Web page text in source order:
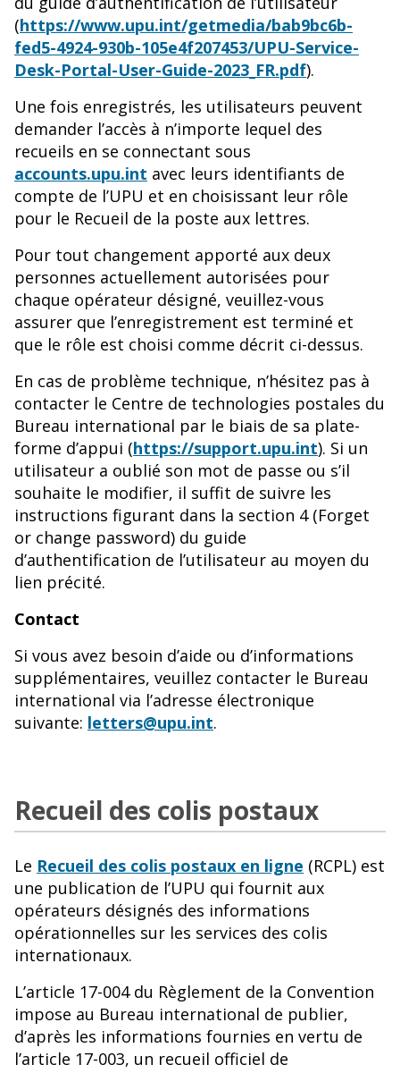
(https://www.upu.int/getmedia/bab9bc6b-
fed5-4924-930b-105e4f207453/UPU-Service-
Desk-Portal-User-Guide-2023_FR.pdf).
Une fois enregistrés, les utilisateurs peuvent
demander l’accès à n’importe lequel des
recueils en se connectant sous
accounts.upu.int avec leurs identifiants de
compte de l’UPU et en choisissant leur rôle
pour le Recueil de la poste aux lettres.
Pour tout changement apporté aux deux
personnes actuellement autorisées pour
chaque opérateur désigné, veuillez-vous
assurer que l’enregistrement est terminé et
que le rôle est choisi comme décrit ci-dessus.
En cas de problème technique, n’hésitez pas à
contacter le Centre de technologies postales du
Bureau international par le biais de sa plate-
forme d’appui (https://support.upu.int). Si un
utilisateur a oublié son mot de passe ou s’il
souhaite le modifier, il suffit de suivre les
instructions figurant dans la section 4 (Forget
or change password) du guide
d’authentification de l’utilisateur au moyen du
lien précité.
Contact
Si vous avez besoin d’aide ou d’informations
supplémentaires, veuillez contacter le Bureau
international via l’adresse électronique
suivante: letters@upu.int.
Recueil des colis postaux
Le Recueil des colis postaux en ligne (RCPL) est
une publication de l’UPU qui fournit aux
opérateurs désignés des informations
opérationnelles sur les services des colis
internationaux.
L’article 17-004 du Règlement de la Convention
impose au Bureau international de publier,
d’après les informations fournies en vertu de
l’article 17-003, un recueil officiel de